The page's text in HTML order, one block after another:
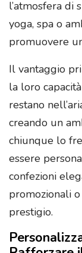
l’atmosfera di
yoga, spa o
promuovere
Il vantaggio
la loro
restano
creando un
chiunque lo
essere
confezioni
promozionali
prestigio.